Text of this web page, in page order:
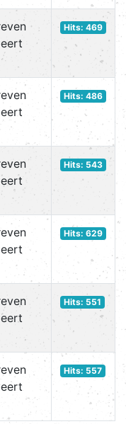
Hits: 469
Hits: 486
Hits: 543
Hits: 629
Hits: 551
Hits: 557